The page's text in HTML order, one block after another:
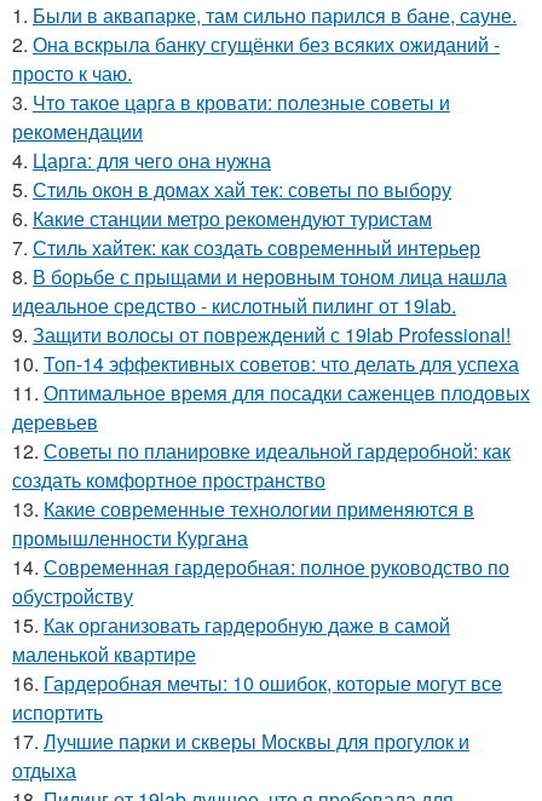
1. Были в аквапарке, там сильно парился в бане, сауне.
2. Она вскрыла банку сгущёнки без всяких ожиданий -
просто к чаю.
3. Что такое царга в кровати: полезные советы и
рекомендации
4. Царга: для чего она нужна
5. Стиль окон в домах хай тек: советы по выбору
6. Какие станции метро рекомендуют туристам
7. Стиль хайтек: как создать современный интерьер
8. В борьбе с прыщами и неровным тоном лица нашла
идеальное средство - кислотный пилинг от 19lab.
9. Защити волосы от повреждений с 19lab Professional!
10. Топ-14 эффективных советов: что делать для успеха
11. Оптимальное время для посадки саженцев плодовых
деревьев
12. Советы по планировке идеальной гардеробной: как
создать комфортное пространство
13. Какие современные технологии применяются в
промышленности Кургана
14. Современная гардеробная: полное руководство по
обустройству
15. Как организовать гардеробную даже в самой
маленькой квартире
16. Гардеробная мечты: 10 ошибок, которые могут все
испортить
17. Лучшие парки и скверы Москвы для прогулок и
отдыха